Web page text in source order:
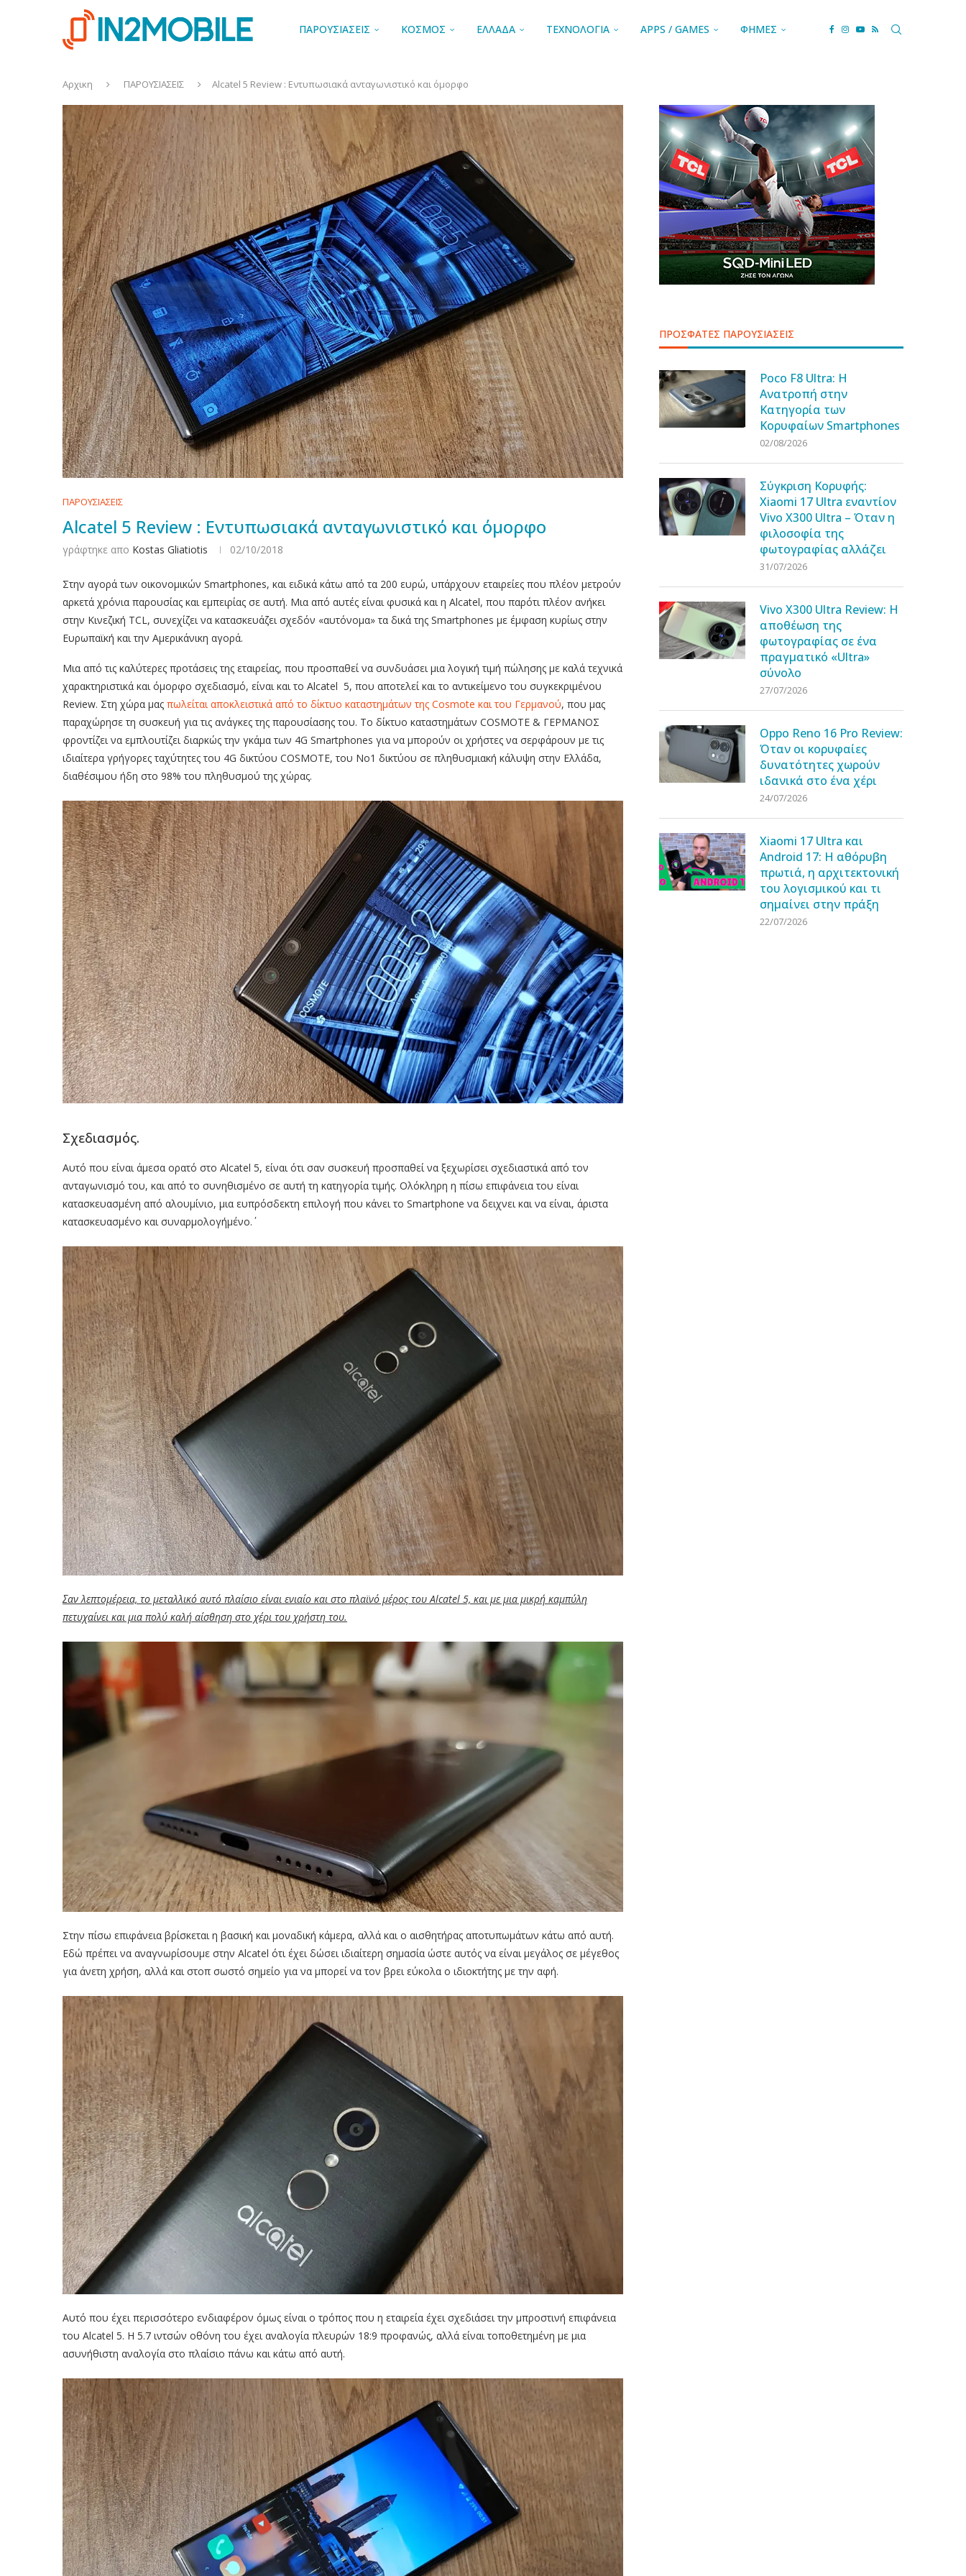
ΠΑΡΟΥΣΙΑΣΕΙΣ ΚΟΣΜΟΣ ΕΛΛΑΔΑ ΤΕΧΝΟΛΟΓΙΑ APPS / GAMES ΦΗΜΕΣ
Αρχικη ΠΑΡΟΥΣΙΑΣΕΙΣ Alcatel 5 Review : Εντυπωσιακά ανταγωνιστικό και όμορφο
ΠΑΡΟΥΣΙΑΣΕΙΣ
Alcatel 5 Review : Εντυπωσιακά ανταγωνιστικό και όμορφο
γράφτηκε απο Kostas Gliatiotis 02/10/2018
Στην αγορά των οικονομικών Smartphones, και ειδικά κάτω από τα 200 ευρώ, υπάρχουν εταιρείες που πλέον μετρούν
αρκετά χρόνια παρουσίας και εμπειρίας σε αυτή. Μια από αυτές είναι φυσικά και η Alcatel, που παρότι πλέον ανήκει
στην Κινεζική TCL, συνεχίζει να κατασκευάζει σχεδόν «αυτόνομα» τα δικά της Smartphones με έμφαση κυρίως στην
Ευρωπαϊκή και την Αμερικάνικη αγορά.
Μια από τις καλύτερες προτάσεις της εταιρείας, που προσπαθεί να συνδυάσει μια λογική τιμή πώλησης με καλά τεχνικά
χαρακτηριστικά και όμορφο σχεδιασμό, είναι και το Alcatel 5, που αποτελεί και το αντικείμενο του συγκεκριμένου
Review. Στη χώρα μας πωλείται αποκλειστικά από το δίκτυο καταστημάτων της Cosmote και του Γερμανού, που μας
παραχώρησε τη συσκευή για τις ανάγκες της παρουσίασης του. Το δίκτυο καταστημάτων COSMOTE & ΓΕΡΜΑΝΟΣ
φροντίζει να εμπλουτίζει διαρκώς την γκάμα των 4G Smartphones για να μπορούν οι χρήστες να σερφάρουν με τις
ιδιαίτερα γρήγορες ταχύτητες του 4G δικτύου COSMOTE, του Νο1 δικτύου σε πληθυσμιακή κάλυψη στην Ελλάδα,
διαθέσιμου ήδη στο 98% του πληθυσμού της χώρας.
Σχεδιασμός.
Αυτό που είναι άμεσα ορατό στο Alcatel 5, είναι ότι σαν συσκευή προσπαθεί να ξεχωρίσει σχεδιαστικά από τον
ανταγωνισμό του, και από το συνηθισμένο σε αυτή τη κατηγορία τιμής. Ολόκληρη η πίσω επιφάνεια του είναι
κατασκευασμένη από αλουμίνιο, μια ευπρόσδεκτη επιλογή που κάνει το Smartphone να δειχνει και να είναι, άριστα
κατασκευασμένο και συναρμολογήμένο.΄
Σαν λεπτομέρεια, το μεταλλικό αυτό πλαίσιο είναι ενιαίο και στο πλαϊνό μέρος του Alcatel 5, και με μια μικρή καμπύλη
πετυχαίνει και μια πολύ καλή αίσθηση στο χέρι του χρήστη του.
Στην πίσω επιφάνεια βρίσκεται η βασική και μοναδική κάμερα, αλλά και ο αισθητήρας αποτυπωμάτων κάτω από αυτή.
Εδώ πρέπει να αναγνωρίσουμε στην Alcatel ότι έχει δώσει ιδιαίτερη σημασία ώστε αυτός να είναι μεγάλος σε μέγεθος
για άνετη χρήση, αλλά και στοπ σωστό σημείο για να μπορεί να τον βρει εύκολα ο ιδιοκτήτης με την αφή.
Αυτό που έχει περισσότερο ενδιαφέρον όμως είναι ο τρόπος που η εταιρεία έχει σχεδιάσει την μπροστινή επιφάνεια
του Alcatel 5. Η 5.7 ιντσών οθόνη του έχει αναλογία πλευρών 18:9 προφανώς, αλλά είναι τοποθετημένη με μια
ασυνήθιστη αναλογία στο πλαίσιο πάνω και κάτω από αυτή.
ΠΡΟΣΦΑΤΕΣ ΠΑΡΟΥΣΙΑΣΕΙΣ
Poco F8 Ultra: Η
Ανατροπή στην
Κατηγορία των
Κορυφαίων Smartphones
02/08/2026
Σύγκριση Κορυφής:
Xiaomi 17 Ultra εναντίον
Vivo X300 Ultra – Όταν η
φιλοσοφία της
φωτογραφίας αλλάζει
31/07/2026
Vivo X300 Ultra Review: Η
αποθέωση της
φωτογραφίας σε ένα
πραγματικό «Ultra»
σύνολο
27/07/2026
Oppo Reno 16 Pro Review:
Όταν οι κορυφαίες
δυνατότητες χωρούν
ιδανικά στο ένα χέρι
24/07/2026
Xiaomi 17 Ultra και
Android 17: Η αθόρυβη
πρωτιά, η αρχιτεκτονική
του λογισμικού και τι
σημαίνει στην πράξη
22/07/2026